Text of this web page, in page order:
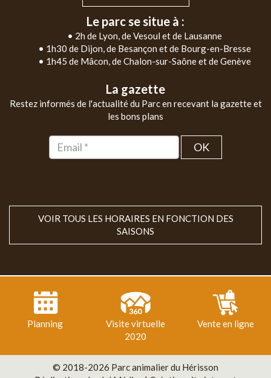
Le parc se situe à :
• 2h de Lyon, de Vesoul et de Lausanne
• 1h30 de Dijon, de Besançon et de Bourg-en-Bresse
• 1h45 de Mâcon, de Chalon-sur-Saône et de Genève
La gazette
Restez informés de l'actualité du Parc en recevant la gazette et
les bons plans
OK
VOIR TOUS LES HORAIRES EN FONCTION DES
SAISONS
Planning
Visite virtuelle
2020
Vente en ligne
© 2018-2026 Parc animalier du Hérisson